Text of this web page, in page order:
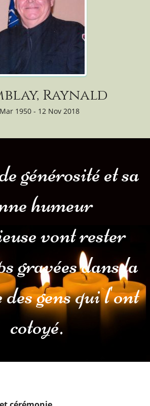
Raynald
1950 - 12 Nov 2018
générosité et sa
humeur
vont rester
gravées dans la
gens qui l'ont
cotoyé.